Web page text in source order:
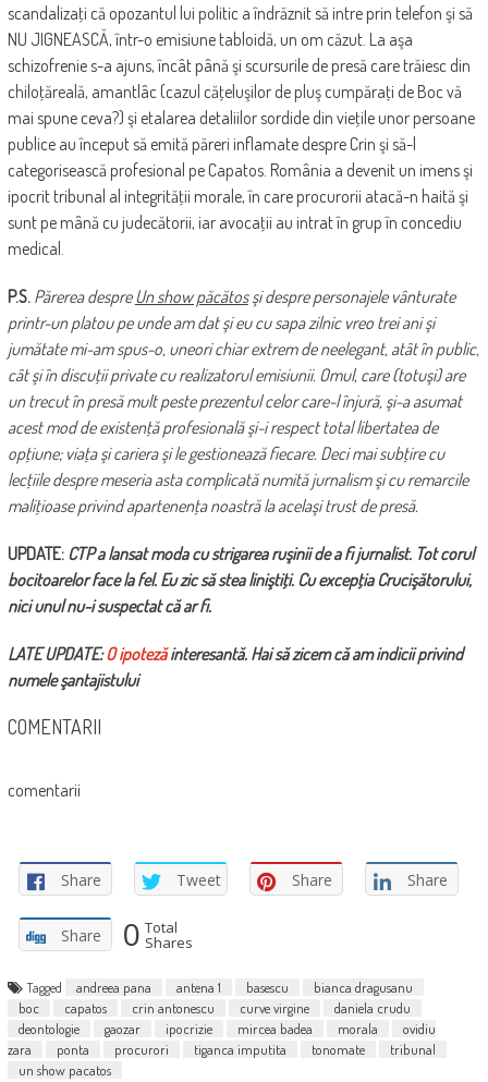
scandalizaţi că opozantul lui politic a îndrăznit să intre prin telefon şi să
NU JIGNEASCĂ, într-o emisiune tabloidă, un om căzut. La aşa
schizofrenie s-a ajuns, încât până şi scursurile de presă care trăiesc din
chiloţăreală, amantlâc (cazul căţeluşilor de pluş cumpăraţi de Boc vă
mai spune ceva?) şi etalarea detaliilor sordide din vieţile unor persoane
publice au început să emită păreri inflamate despre Crin şi să-l
categorisească profesional pe Capatos. România a devenit un imens şi
ipocrit tribunal al integrităţii morale, în care procurorii atacă-n haită şi
sunt pe mână cu judecătorii, iar avocaţii au intrat în grup în concediu
medical.
P.S. Părerea despreUn show păcătosşi despre personajele vânturate
printr-un platou pe unde am dat şi eu cu sapa zilnic vreo trei ani şi
jumătate mi-am spus-o, uneori chiar extrem de neelegant, atât în public,
cât şi în discuţii private cu realizatorul emisiunii. Omul, care (totuşi) are
un trecut în presă mult peste prezentul celor care-l înjură, şi-a asumat
acest mod de existenţă profesională şi-i respect total libertatea de
opţiune; viaţa şi cariera şi le gestionează fiecare. Deci mai subţire cu
lecţiile despre meseria asta complicată numită jurnalism şi cu remarcile
maliţioase privind apartenenţa noastră la acelaşi trust de presă.
UPDATE: CTP a lansat moda cu strigarea ruşinii de a fi jurnalist. Tot corul
bocitoarelor face la fel. Eu zic să stea liniştiţi. Cu excepţia Crucişătorului,
nici unul nu-i suspectat că ar fi.
LATE UPDATE:O ipotezăinteresantă. Hai să zicem că am indicii privind
numele şantajistului
COMENTARII
comentarii
Share Tweet Share Share
Share 0 Total
Shares
Tagged andreea pana antena 1 basescu
bianca dragusanu
boc
capatos crin antonescu curve virgine
daniela crudu
deontologie
gaozar ipocrizie mircea badea morala
ovidiu
zara
ponta procurori tiganca imputita tonomate
tribunal
un show pacatos